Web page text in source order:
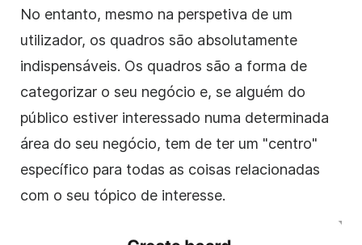
No entanto, mesmo na perspetiva de um
utilizador, os quadros são absolutamente
indispensáveis. Os quadros são a forma de
categorizar o seu negócio e, se alguém do
público estiver interessado numa determinada
área do seu negócio, tem de ter um "centro"
específico para todas as coisas relacionadas
com o seu tópico de interesse.